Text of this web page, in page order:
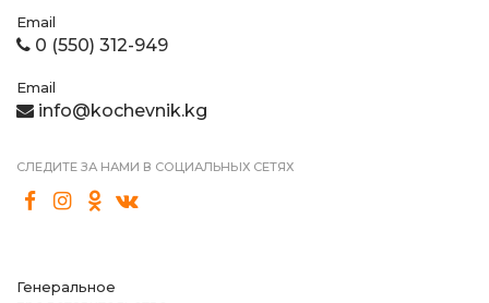
Email
0 (550) 312-949
Email
info@kochevnik.kg
СЛЕДИТЕ ЗА НАМИ В СОЦИАЛЬНЫХ СЕТЯХ
Генеральное